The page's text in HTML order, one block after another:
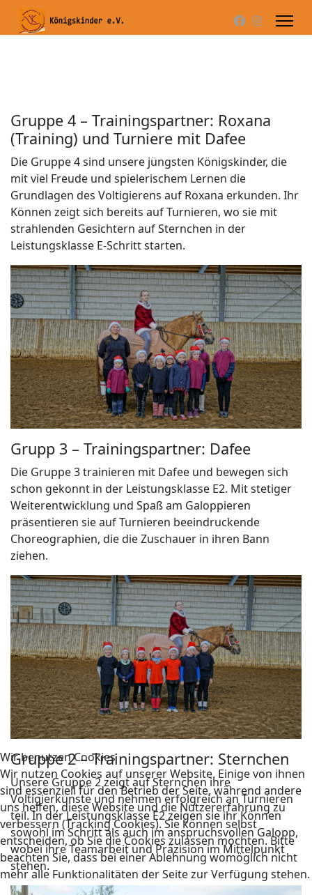
Gruppe 4 – Trainingspartner: Roxana
(Training) und Turniere mit Dafee
Die Gruppe 4 sind unsere jüngsten Königskinder, die
mit viel Freude und spielerischem Lernen die
Grundlagen des Voltigierens auf Roxana erkunden. Ihr
Können zeigt sich bereits auf Turnieren, wo sie mit
strahlenden Gesichtern auf Sternchen in der
Leistungsklasse E-Schritt starten.
Grupp 3 – Trainingspartner: Dafee
Die Gruppe 3 trainieren mit Dafee und bewegen sich
schon gekonnt in der Leistungsklasse E2. Mit stetiger
Weiterentwicklung und Spaß am Galoppieren
präsentieren sie auf Turnieren beeindruckende
Choreographien, die die Zuschauer in ihren Bann
ziehen.
Gruppe 2 – Trainingspartner: Sternchen
Unsere Gruppe 2 zeigt auf Sternchen ihre
Voltigierkünste und nehmen erfolgreich an Turnieren
teil. In der Leistungsklasse E2 zeigen sie ihr Können
sowohl im Schritt als auch im anspruchsvollen Galopp,
wobei ihre Teamarbeit und Präzision im Mittelpunkt
stehen.
Wir benutzen Cookies
Wir nutzen Cookies auf unserer Website. Einige von ihnen
sind essenziell für den Betrieb der Seite, während andere
uns helfen, diese Website und die Nutzererfahrung zu
verbessern (Tracking Cookies). Sie können selbst
entscheiden, ob Sie die Cookies zulassen möchten. Bitte
beachten Sie, dass bei einer Ablehnung womöglich nicht
mehr alle Funktionalitäten der Seite zur Verfügung stehen.